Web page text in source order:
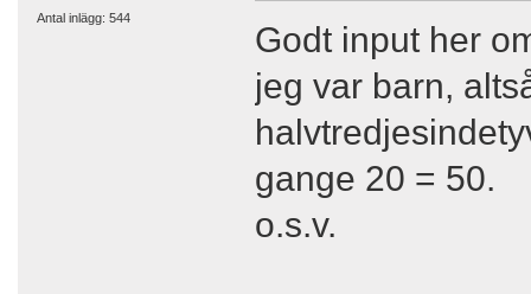
Antal inlägg: 544
Godt input her
jeg var barn,
gange 20 = 50.
o.s.v.